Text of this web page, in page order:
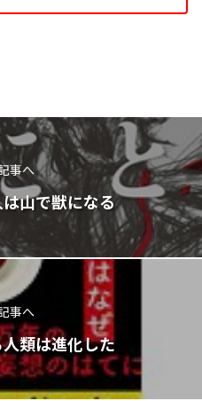
事へ
山で獣になる
事へ
類は進化した